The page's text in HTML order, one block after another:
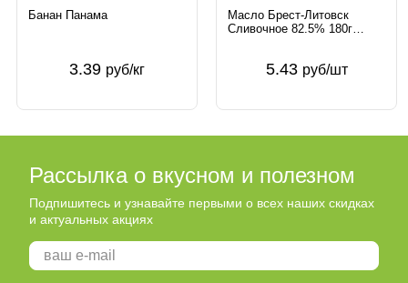
Банан Панама
3.39 руб/кг
Масло Брест-Литовск
Сливочное 82.5% 180г
5.43 руб/шт
Рассылка о вкусном и полезном
Подпишитесь и узнавайте первыми о всех наших скидках
и актуальных акциях